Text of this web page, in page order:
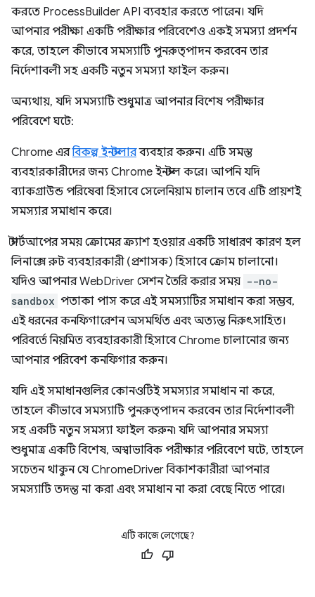
করতে ProcessBuilder API ব্যবহার করতে পারেন। যদি
আপনার পরীক্ষা একটি পরীক্ষার পরিবেশেও একই সমস্যা প্রদর্শন
করে, তাহলে কীভাবে সমস্যাটি পুনরুত্পাদন করবেন তার
নির্দেশাবলী সহ একটি নতুন সমস্যা ফাইল করুন।
অন্যথায়, যদি সমস্যাটি শুধুমাত্র আপনার বিশেষ পরীক্ষার
পরিবেশে ঘটে:
Chrome এরবিকল্প ইনস্টলারব্যবহার করুন। এটি সমস্ত
ব্যবহারকারীদের জন্য Chrome ইনস্টল করে। আপনি যদি
ব্যাকগ্রাউন্ড পরিষেবা হিসাবে সেলেনিয়াম চালান তবে এটি প্রায়শই
সমস্যার সমাধান করে।
স্টার্টআপের সময় ক্রোমের ক্র্যাশ হওয়ার একটি সাধারণ কারণ হল
লিনাক্সে রুট ব্যবহারকারী (প্রশাসক) হিসাবে ক্রোম চালানো।
যদিও আপনার WebDriver সেশন তৈরি করার সময় --no-
sandbox পতাকা পাস করে এই সমস্যাটির সমাধান করা সম্ভব,
এই ধরনের কনফিগারেশন অসমর্থিত এবং অত্যন্ত নিরুৎসাহিত।
পরিবর্তে নিয়মিত ব্যবহারকারী হিসাবে Chrome চালানোর জন্য
আপনার পরিবেশ কনফিগার করুন।
যদি এই সমাধানগুলির কোনওটিই সমস্যার সমাধান না করে,
তাহলে কীভাবে সমস্যাটি পুনরুত্পাদন করবেন তার নির্দেশাবলী
সহ একটি নতুন সমস্যা ফাইল করুন৷ যদি আপনার সমস্যা
শুধুমাত্র একটি বিশেষ, অস্বাভাবিক পরীক্ষার পরিবেশে ঘটে, তাহলে
সচেতন থাকুন যে ChromeDriver বিকাশকারীরা আপনার
সমস্যাটি তদন্ত না করা এবং সমাধান না করা বেছে নিতে পারে।
এটি কাজে লেগেছে?